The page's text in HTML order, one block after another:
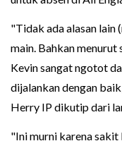
"Tidak ada alasan lain
main. Bahkan menurut
Kevin sangat ngotot
dijalankan dengan
Herry IP dikutip dari
"Ini murni karena sakit